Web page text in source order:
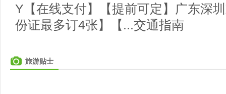
Y【在线支付】【提前可定】广东深
份证最多订4张】【...交通指南
旅游贴士